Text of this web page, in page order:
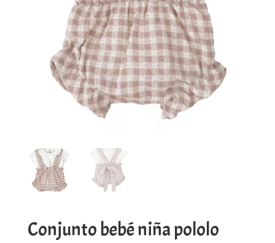
Conjunto bebé niña pololo